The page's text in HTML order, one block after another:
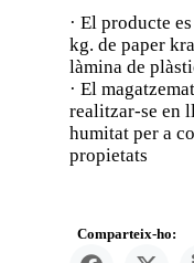
· El producte
kg. de paper
làmina de
· El
realitzar-se en
humitat per a
propietats
Comparteix-ho: